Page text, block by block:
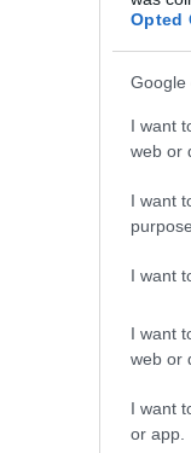
Opted
Google
I want
web or
I want
I want
I want
web or
I want
or app.